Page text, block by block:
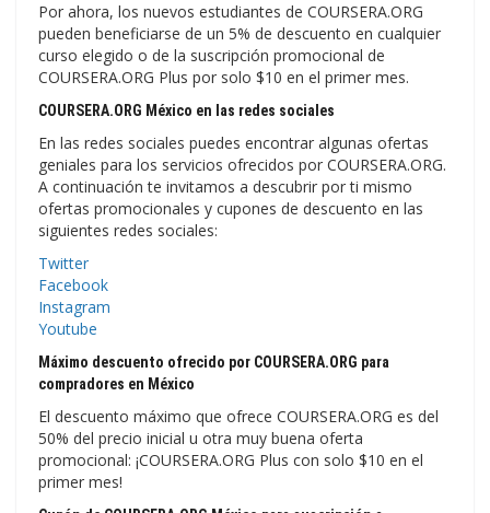
Por ahora, los nuevos estudiantes de COURSERA.ORG
pueden beneficiarse de un 5% de descuento en cualquier
curso elegido o de la suscripción promocional de
COURSERA.ORG Plus por solo $10 en el primer mes.
COURSERA.ORG México en las redes sociales
En las redes sociales puedes encontrar algunas ofertas
geniales para los servicios ofrecidos por COURSERA.ORG.
A continuación te invitamos a descubrir por ti mismo
ofertas promocionales y cupones de descuento en las
siguientes redes sociales:
Twitter
Facebook
Instagram
Youtube
Máximo descuento ofrecido por COURSERA.ORG para
compradores en México
El descuento máximo que ofrece COURSERA.ORG es del
50% del precio inicial u otra muy buena oferta
promocional: ¡COURSERA.ORG Plus con solo $10 en el
primer mes!